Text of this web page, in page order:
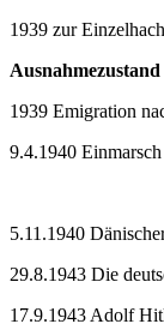
1939 zur
1939 Emigration
9.4.1940
5.11.1940
29.8.1943 Die
17.9.1943 Adolf